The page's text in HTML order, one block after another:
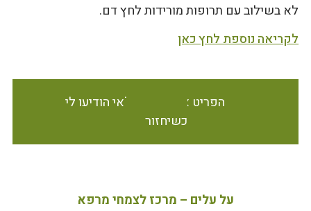
לא בשילוב עם תרופות מורידות לחץ דם.
לקריאה נוספת לחץ כאן
הפריט אינו זמין במלאי הודיעו לי
כשיחזור
על עלים – מרכז לצמחי מרפא